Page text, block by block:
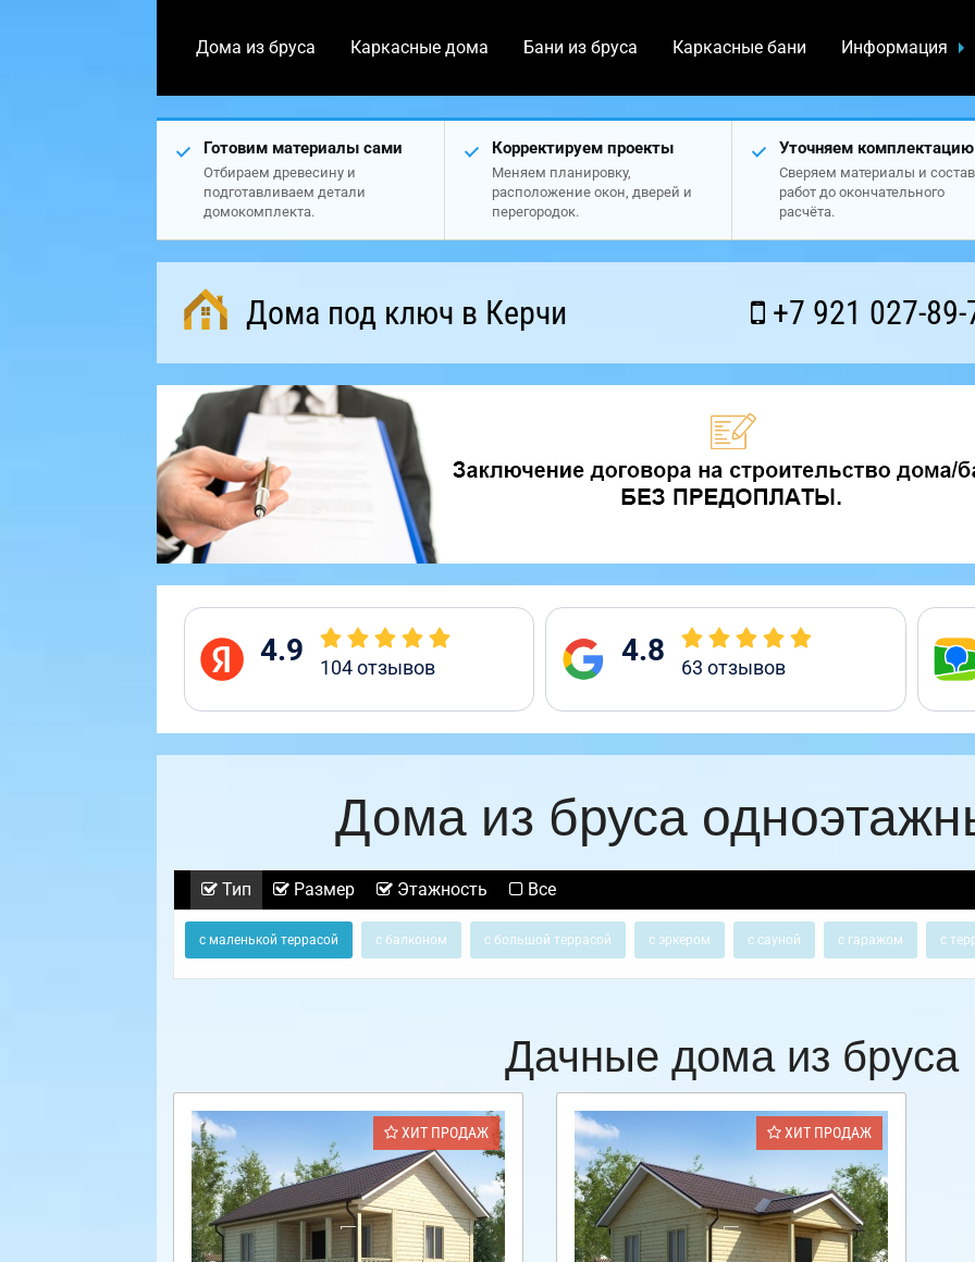
Дома из бруса Каркасные дома Бани из бруса Каркасные бани Информация
Готовим материалы сами
Отбираем древесину и
подготавливаем детали
домокомплекта.
Корректируем проекты
Меняем планировку,
расположение окон, дверей и
перегородок.
Уточняем комплектацию
Сверяем материалы и состав
работ до окончательного
расчёта.
Дома под ключ в Керчи +7 921 027-89-
4.9 104отзывов 4.8 63 отзывов
Дома из бруса
Тип Размер Этажность Все
с маленькой террасой с балконом с большой террасой с эркером с сауной с гаражом с
Дачные дома из бруса
ХИТ ПРОДАЖ ХИТ ПРОДАЖ